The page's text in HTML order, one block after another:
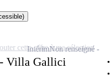
Villa Gallici
IntérimNon renseigné
cette offre à ma sélection